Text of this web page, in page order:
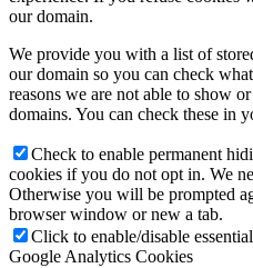
our domain.
We provide you with a list of
our domain so you can check
reasons we are not able to show
domains. You can check these in
Check to enable permanent
cookies if you do not opt in. We
Otherwise you will be prompted
browser window or new a tab.
Click to enable/disable
Google Analytics Cookies